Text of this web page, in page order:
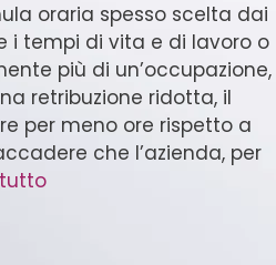
oraria spesso scelta dai
i tempi di vita e di lavoro o
più di un’occupazione,
retribuzione ridotta, il
per meno ore rispetto a
che l’azienda, per